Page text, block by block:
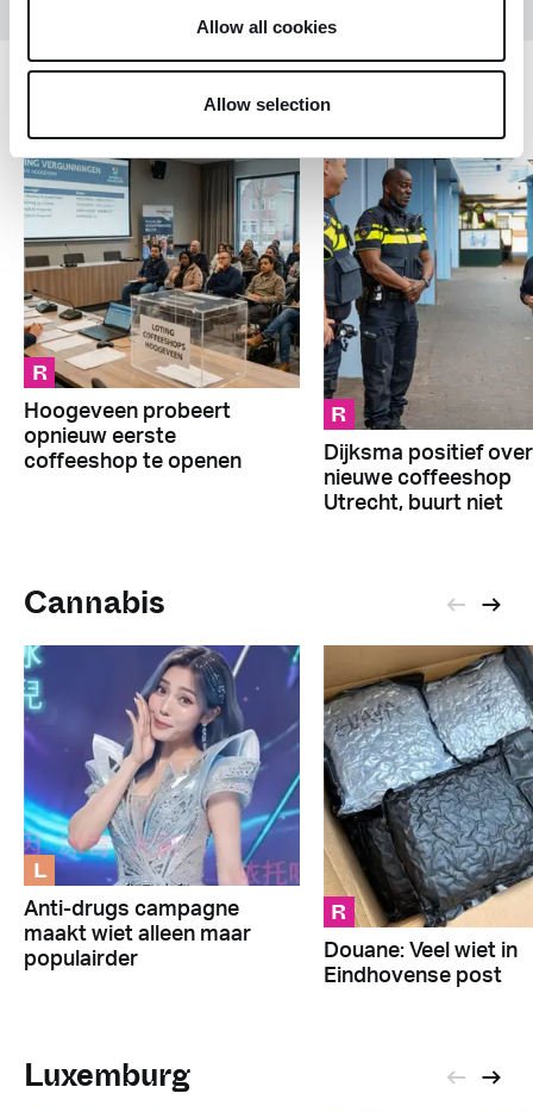
Allow all cookies
Allow selection
Regelgeving
R
Hoogeveen probeert
opnieuw eerste
coffeeshop te openen
R
Dijksma positief over
nieuwe coffeeshop
Utrecht, buurt niet
Cannabis
L
Anti-drugs campagne
maakt wiet alleen maar
populairder
R
Douane: Veel wiet in
Eindhovense post
Luxemburg